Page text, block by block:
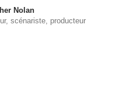
Nolan
scénariste, producteur